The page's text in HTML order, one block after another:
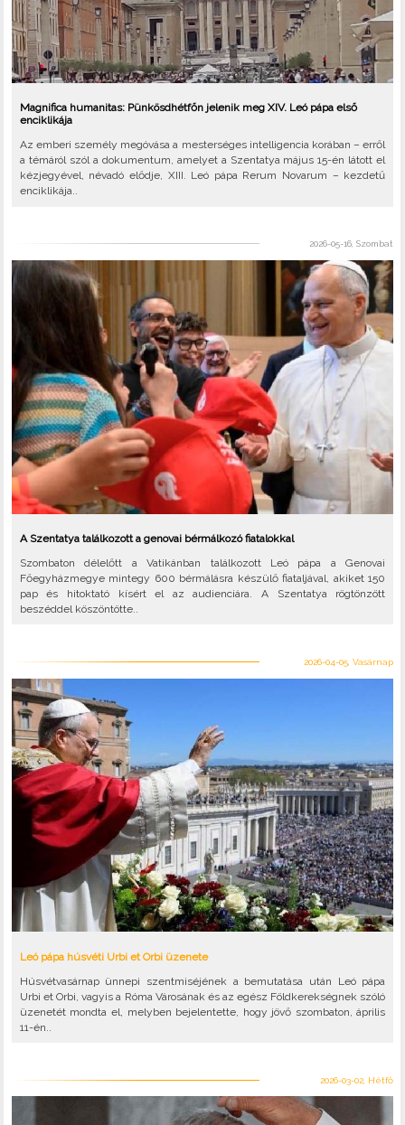
Magnifica humanitas: Pünkösdhétfőn jelenik meg XIV. Leó pápa első
enciklikája
Az emberi személy megóvása a mesterséges intelligencia korában – erről
a témáról szól a dokumentum, amelyet a Szentatya május 15-én látott el
kézjegyével, névadó elődje, XIII. Leó pápa Rerum Novarum – kezdetű
enciklikája..
2026-05-16, Szombat
A Szentatya találkozott a genovai bérmálkozó fiatalokkal
Szombaton délelőtt a Vatikánban találkozott Leó pápa a Genovai
Főegyházmegye mintegy 600 bérmálásra készülő fiataljával, akiket 150
pap és hitoktató kísért el az audienciára. A Szentatya rögtönzött
beszéddel köszöntötte..
2026-04-05, Vasárnap
Leó pápa húsvéti Urbi et Orbi üzenete
Húsvétvasárnap ünnepi szentmiséjének a bemutatása után Leó pápa
Urbi et Orbi, vagyis a Róma Városának és az egész Földkerekségnek szóló
üzenetét mondta el, melyben bejelentette, hogy jövő szombaton, április
11-én..
2026-03-02, Hétfő